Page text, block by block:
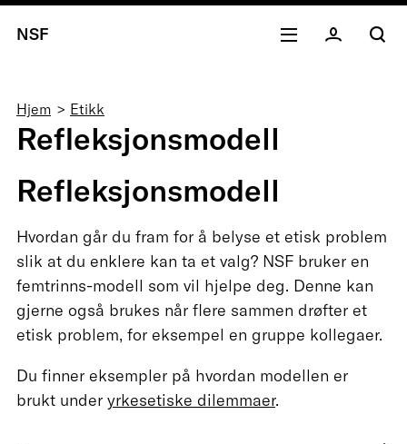
NSF
Navigasjonssti
Hjem Etikk
Refleksjonsmodell
Refleksjonsmodell
Hvordan går du fram for å belyse et etisk problem
slik at du enklere kan ta et valg? NSF bruker en
femtrinns-modell som vil hjelpe deg. Denne kan
gjerne også brukes når flere sammen drøfter et
etisk problem, for eksempel en gruppe kollegaer.
Du finner eksempler på hvordan modellen er
brukt under yrkesetiske dilemmaer.